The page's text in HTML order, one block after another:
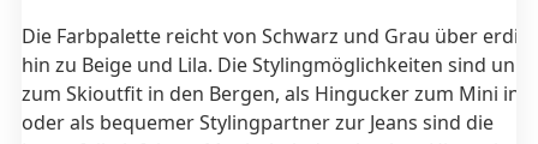
Die Farbpalette reicht von Schwarz und Grau über
hin zu Beige und Lila. Die Stylingmöglichkeiten sind
zum Skioutfit in den Bergen, als Hingucker zum Mini in
oder als bequemer Stylingpartner zur Jeans sind die